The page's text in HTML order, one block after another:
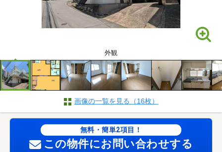
外観
画像の一覧を見る（16枚）
無料・簡単2項目！
この物件にお問い合わせする